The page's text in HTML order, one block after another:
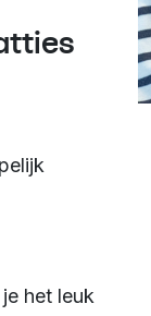
het leuk